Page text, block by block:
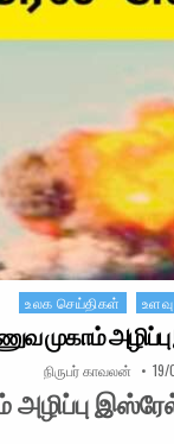
Posted in
உலக செய்திகள்
முகாம்
AUTHOR:
நிருபர் காவலன்
அழிப்பு